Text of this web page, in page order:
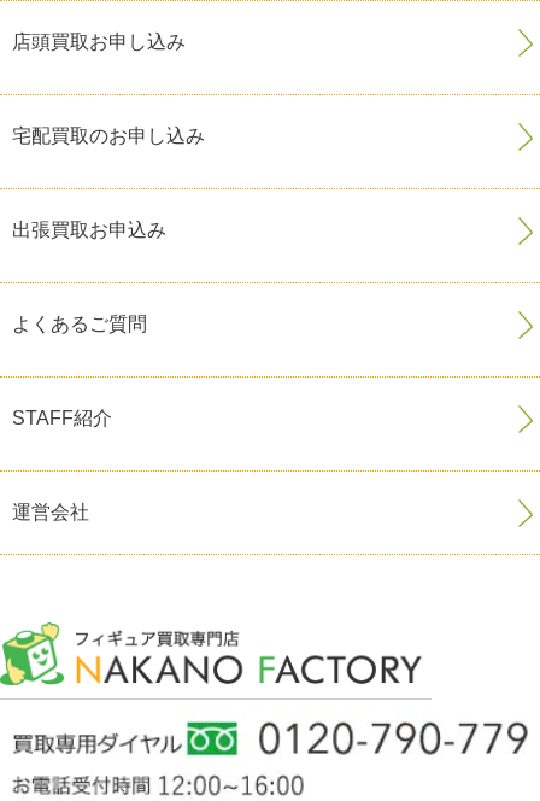
店頭買取お申し込み
宅配買取のお申し込み
出張買取お申込み
よくあるご質問
STAFF紹介
運営会社